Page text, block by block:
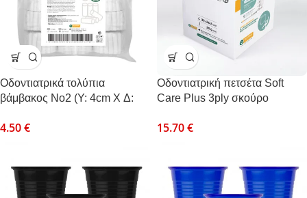
Οδοντιατρικά τολύπια
βάμβακος Νο2 (Y: 4cm X Δ:
4.50€
Οδοντιατρική πετσέτα Soft
Care Plus 3ply σκούρο
κουτάκι)
15.70€